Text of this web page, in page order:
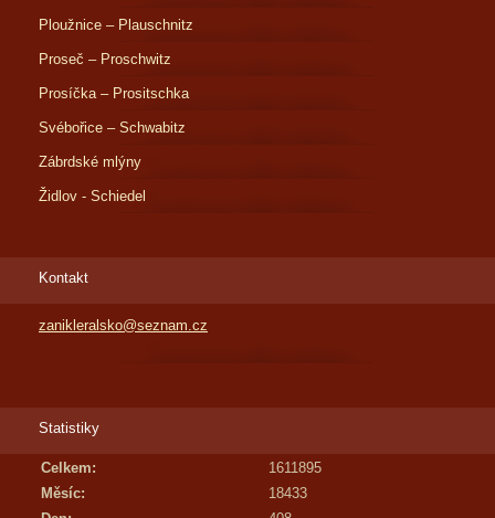
Ploužnice – Plauschnitz
Proseč – Proschwitz
Prosíčka – Prositschka
Svébořice – Schwabitz
Zábrdské mlýny
Židlov - Schiedel
Kontakt
zanikleralsko@seznam.cz
Statistiky
Celkem:
1611895
Měsíc:
18433